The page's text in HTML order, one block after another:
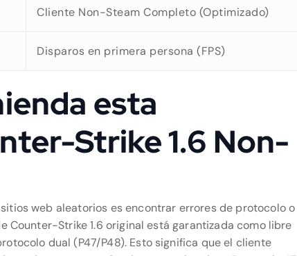
Cliente Non-Steam Completo (Optimizado)
Disparos en primera persona (FPS)
esta
Strike 1.6 Non-
web aleatorios es encontrar errores de protocolo o
Counter-Strike 1.6 original está garantizada como libre
dual (P47/P48). Esto significa que el cliente